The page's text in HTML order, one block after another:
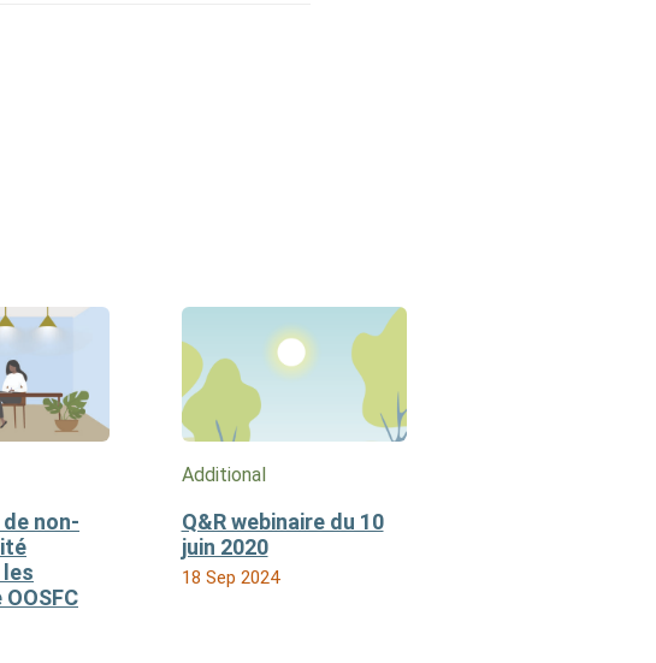
non-
Additional
Q&R webinaire du 10
juin 2020
18 Sep 2024